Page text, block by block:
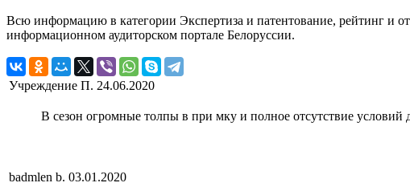
Всю информацию в категории Экспертиза и патентование, рейтинг и
информационном аудиторском портале Белоруссии.
Учреждение П. 24.06.2020
В сезон огромные толпы в при мку и полное отсутствие условий
badmlen b. 03.01.2020